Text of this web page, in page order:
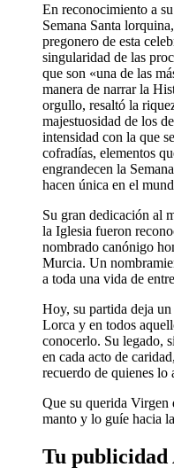
En reconocimiento a
Semana Santa
pregonero de esta
singularidad de las
que son «una de las
manera de narrar la
orgullo, resaltó la
majestuosidad de los
intensidad con la que
cofradías, elementos
engrandecen la
hacen única en el
Su gran dedicación al
la Iglesia fueron
nombrado canónigo
Murcia. Un
a toda una vida de
Hoy, su partida deja
Lorca y en todos
conocerlo. Su legado,
en cada acto de
recuerdo de quienes
Que su querida Virgen
manto y lo guíe hacia
Tu